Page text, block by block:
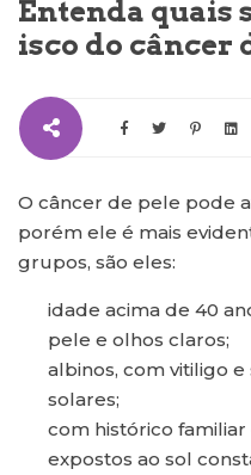
Entenda quais
isco do câncer
O câncer de pele pode
porém ele é mais
grupos, são eles:
idade acima de 40
pele e olhos claros;
albinos, com vitiligo e
solares;
com histórico familiar
expostos ao sol